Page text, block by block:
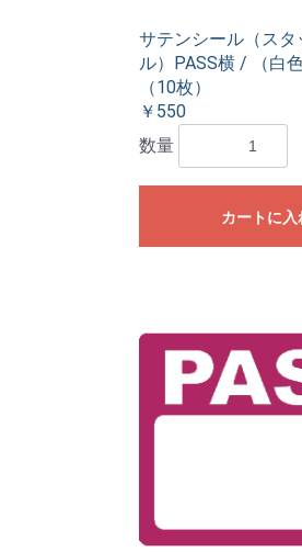
サテンシール（スタ
ル）PASS横 / （白
（10枚）
￥550
数量
カートに入